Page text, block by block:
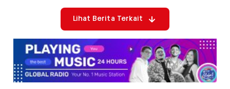
Lihat Berita Terkait